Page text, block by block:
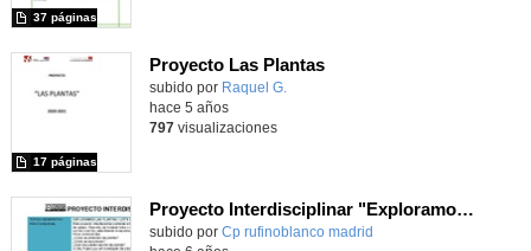
37 páginas
Proyecto Las Plantas
Contenido educativo.
subido por Raquel G.
17 páginas
hace 5 años
797visualizaciones
Proyecto Interdisciplinar "Exploramos las plantas/Let´s explore the plants" 3ºPrimaria CEIP Rufino Blanco
subido por Cp rufinoblanco madrid